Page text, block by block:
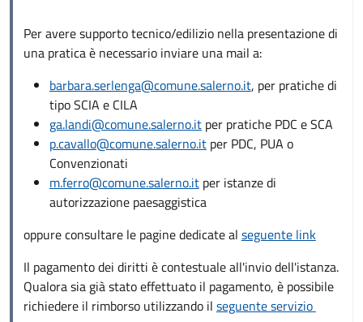
Per avere supporto tecnico/edilizio nella presentazione di
una pratica è necessario inviare una mail a:
barbara.serlenga@comune.salerno.it, per pratiche di
tipo SCIA e CILA
ga.landi@comune.salerno.itper pratiche PDC e SCA
p.cavallo@comune.salerno.itper PDC, PUA o
Convenzionati
m.ferro@comune.salerno.itper istanze di
autorizzazione paesaggistica
oppure consultare le pagine dedicate al seguente link
Il pagamento dei diritti è contestuale all'invio dell'istanza.
Qualora sia già stato effettuato il pagamento, è possibile
richiedere il rimborso utilizzando il seguente servizio